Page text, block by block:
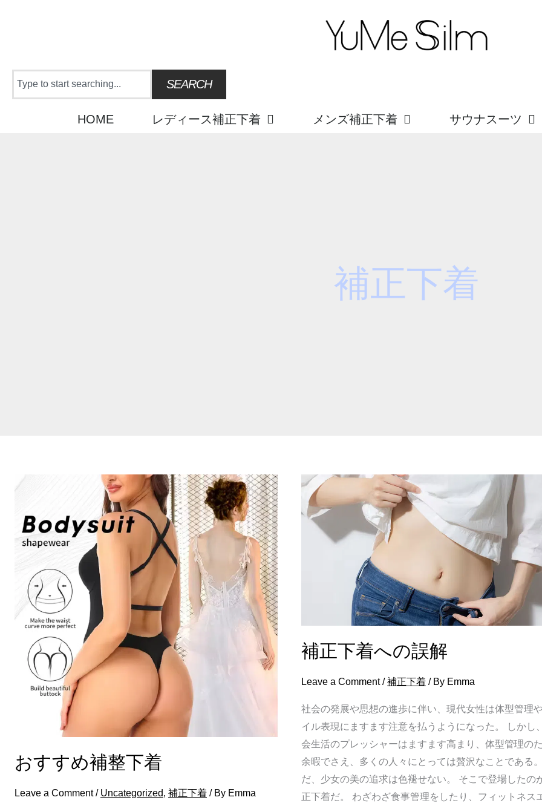
Search SEARCH
HOME レディース補正下着 メンズ補正下着 サウナスーツ
補正下着
おすすめ補整下着
Leave a Comment / Uncategorized, 補正下着 / By Emma
お
め
補正下着への誤解
Leave a Comment /補正下着 / By Emma
社会の発展や思想の進歩に伴い、現代女性は体型管理
イル表現にますます注意を払うようになった。 しかし
会生活のプレッシャーはますます高まり、体型管理の
余暇でさえ、多くの人々にとっては贅沢なことである
だ、少女の美の追求は色褪せない。 そこで登場したの
正下着だ。 わざわざ食事管理をしたり、フィットネス
補
正
下